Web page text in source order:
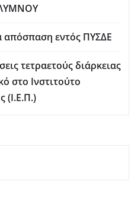
εντός ΠΥΣΔΕ
τετραετούς διάρκειας
στο Ινστιτούτο
(Ι.Ε.Π.)